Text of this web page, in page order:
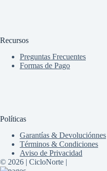
Recursos
Preguntas Frecuentes
Formas de Pago
Políticas
Garantías & Devoluciónnes
Términos & Condiciones
Aviso de Privacidad
© 2026 | CicloNorte |